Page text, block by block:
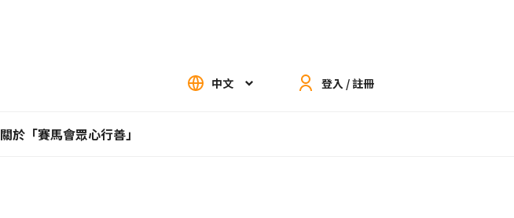
中文 登入 / 註冊
關於「賽馬會眾心行善」